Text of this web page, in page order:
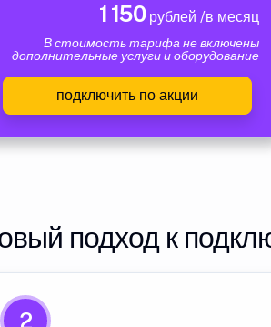
1 150рублей /в месяц
В стоимость тарифа не включены
дополнительные услуги и оборудование
подключить по акции
подход к
2